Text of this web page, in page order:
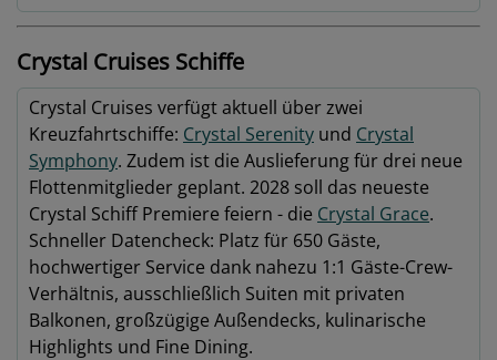
Crystal Cruises Schiffe
Crystal Cruises verfügt aktuell über zwei
Kreuzfahrtschiffe: Crystal Serenity und Crystal
Symphony. Zudem ist die Auslieferung für drei neue
Flottenmitglieder geplant. 2028 soll das neueste
Crystal Schiff Premiere feiern - die Crystal Grace.
Schneller Datencheck: Platz für 650 Gäste,
hochwertiger Service dank nahezu 1:1 Gäste-Crew-
Verhältnis, ausschließlich Suiten mit privaten
Balkonen, großzügige Außendecks, kulinarische
Highlights und Fine Dining.